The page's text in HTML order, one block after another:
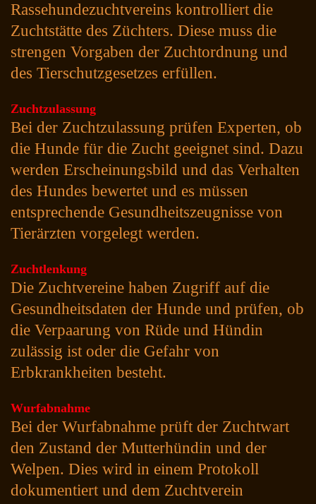
Rassehundezuchtvereins kontrolliert die
Zuchtstätte des Züchters. Diese muss die
strengen Vorgaben der Zuchtordnung und
des Tierschutzgesetzes erfüllen.
Zuchtzulassung
Bei der Zuchtzulassung prüfen Experten, ob
die Hunde für die Zucht geeignet sind. Dazu
werden Erscheinungsbild und das Verhalten
des Hundes bewertet und es müssen
entsprechende Gesundheitszeugnisse von
Tierärzten vorgelegt werden.
Zuchtlenkung
Die Zuchtvereine haben Zugriff auf die
Gesundheitsdaten der Hunde und prüfen, ob
die Verpaarung von Rüde und Hündin
zulässig ist oder die Gefahr von
Erbkrankheiten besteht.
Wurfabnahme
Bei der Wurfabnahme prüft der Zuchtwart
den Zustand der Mutterhündin und der
Welpen. Dies wird in einem Protokoll
dokumentiert und dem Zuchtverein